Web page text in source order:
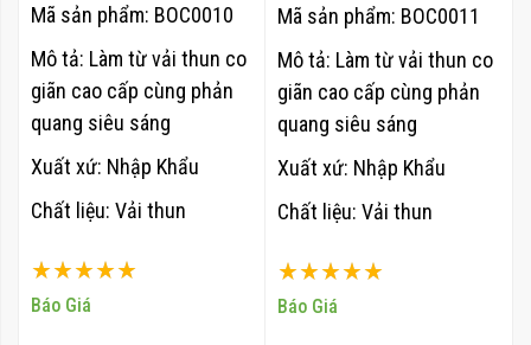
Xếp hạng:
100%
Báo Giá
Mã sản phẩm: BOC0010
Mô tả: Làm từ vải thun co
giãn cao cấp cùng phản
quang siêu sáng
Xuất xứ: Nhập Khẩu
Chất liệu: Vải thun
Xếp hạng:
100%
Báo Giá
Mã sản phẩm: BOC0011
Mô tả: Làm từ vải thun co
giãn cao cấp cùng phản
quang siêu sáng
Xuất xứ: Nhập Khẩu
Chất liệu: Vải thun